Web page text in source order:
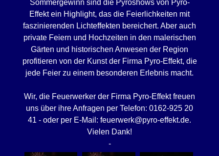
Sommergewinn sind die Pyroshows von Pyro-
Effekt ein Highlight, das die Feierlichkeiten mit
faszinierenden Lichteffekten bereichert. Aber auch
private Feiern und Hochzeiten in den malerischen
Gärten und historischen Anwesen der Region
profitieren von der Kunst der Firma Pyro-Effekt, die
jede Feier zu einem besonderen Erlebnis macht.
Wir, die Feuerwerker der Firma Pyro-Effekt freuen
uns über ihre Anfragen per Telefon: 0162-925 20
41 - oder per E-Mail: feuerwerk@pyro-effekt.de.
Vielen Dank!
-